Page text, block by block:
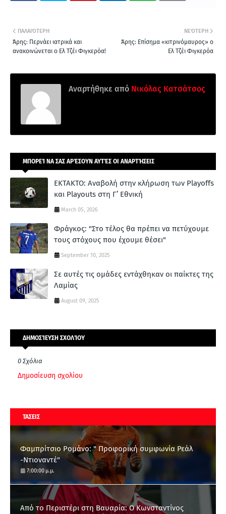
ΝΕΌΤΕΡΗ
Άρης: Επίσημα «κιτρινόμαυρος» ο
Ελ Τζέι Φιγκερόα
ΠΑΛΑΙΌΤΕΡΗ
Άρης: Περνάει ιατρικά και
ανακοινώνεται ο Ελ Τζέι Φιγκερόα!
Αναρτήθηκε από Νικόλας Κατσάτσος
ΜΠΟΡΕΊ ΝΑ ΣΑΣ ΑΡΈΣΟΥΝ ΑΥΤΈΣ ΟΙ ΑΝΑΡΤΉΣΕΙΣ
ΕΚΤΑΚΤΟ: Αναβολή στην κλήρωση των Playoffs
και Playouts στη Γ’ Εθνική
March 05, 2026
Φράγκος: "Στο τέλος θα πρέπει να πετύχουμε
τους στόχους που έχουμε θέσει"
September 10, 2025
Σε αυτές τις ομάδες εντάχθηκαν οι παίκτες της
Λαμίας
August 09, 2025
ΔΗΜΟΣΊΕΥΣΗ ΣΧΟΛΊΟΥ
0 Σχόλια
Δημοσίευση σχολίου
ΤΑΣΕΙΣ
Φαμπρίτσιο Ρομάνο: " Προφορική συμφωνία Ρεάλ
-Ντιοναντέ"
7:00:00 μ.μ.
Από το Περιστέρι στη Βαυαρία: O Κωνσταντίνος